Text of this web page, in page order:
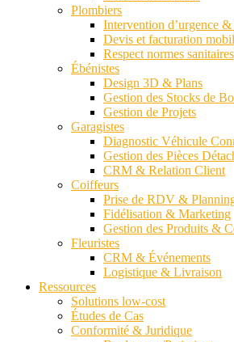
Plombiers
Intervention d’urgence
Devis et facturation
Respect normes sanitaires
Ébénistes
Design 3D & Plans
Gestion des Stocks de
Gestion de Projets
Garagistes
Diagnostic Véhicule
Gestion des Pièces
CRM & Relation Client
Coiffeurs
Prise de RDV &
Fidélisation & Marketing
Gestion des Produits &
Fleuristes
CRM & Événements
Logistique & Livraison
Ressources
Solutions low-cost
Études de Cas
Conformité & Juridique